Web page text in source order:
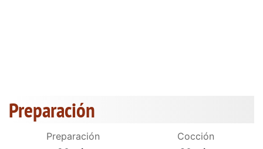
Preparación
Preparación
Cocción